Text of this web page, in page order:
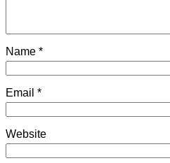
Name *
Email *
Website